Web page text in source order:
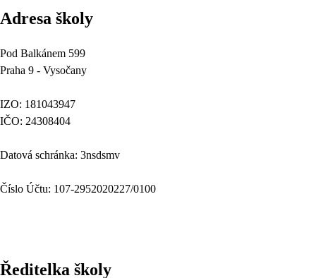
Adresa školy
Pod Balkánem 599
Praha 9 - Vysočany
IZO: 181043947
IČO: 24308404
Datová schránka: 3nsdsmv
Číslo Účtu: 107-2952020227/0100
Ředitelka školy